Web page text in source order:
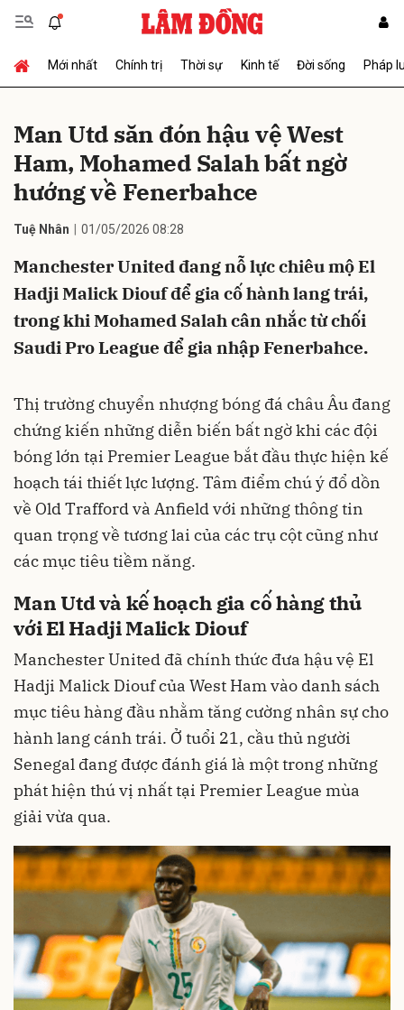
Mới nhất Chính trị Thời sự Kinh tế Đời sống Pháp
Man Utd săn đón hậu vệ West
Ham, Mohamed Salah bất ngờ
hướng về Fenerbahce
Tuệ Nhân 01/05/2026 08:28
Manchester United đang nỗ lực chiêu mộ El
Hadji Malick Diouf để gia cố hành lang trái,
trong khi Mohamed Salah cân nhắc từ chối
Saudi Pro League để gia nhập Fenerbahce.
Thị trường chuyển nhượng bóng đá châu Âu đang
chứng kiến những diễn biến bất ngờ khi các đội
bóng lớn tại Premier League bắt đầu thực hiện kế
hoạch tái thiết lực lượng. Tâm điểm chú ý đổ dồn
về Old Trafford và Anfield với những thông tin
quan trọng về tương lai của các trụ cột cũng như
các mục tiêu tiềm năng.
Man Utd và kế hoạch gia cố hàng thủ
với El Hadji Malick Diouf
Manchester United đã chính thức đưa hậu vệ El
Hadji Malick Diouf của West Ham vào danh sách
mục tiêu hàng đầu nhằm tăng cường nhân sự cho
hành lang cánh trái. Ở tuổi 21, cầu thủ người
Senegal đang được đánh giá là một trong những
phát hiện thú vị nhất tại Premier League mùa
giải vừa qua.
Gửi bình luận
Hủy Gửi